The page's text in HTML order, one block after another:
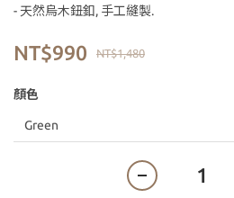
- 天然烏木鈕釦, 手工縫製.
NT$1,480
NT$990
顏色